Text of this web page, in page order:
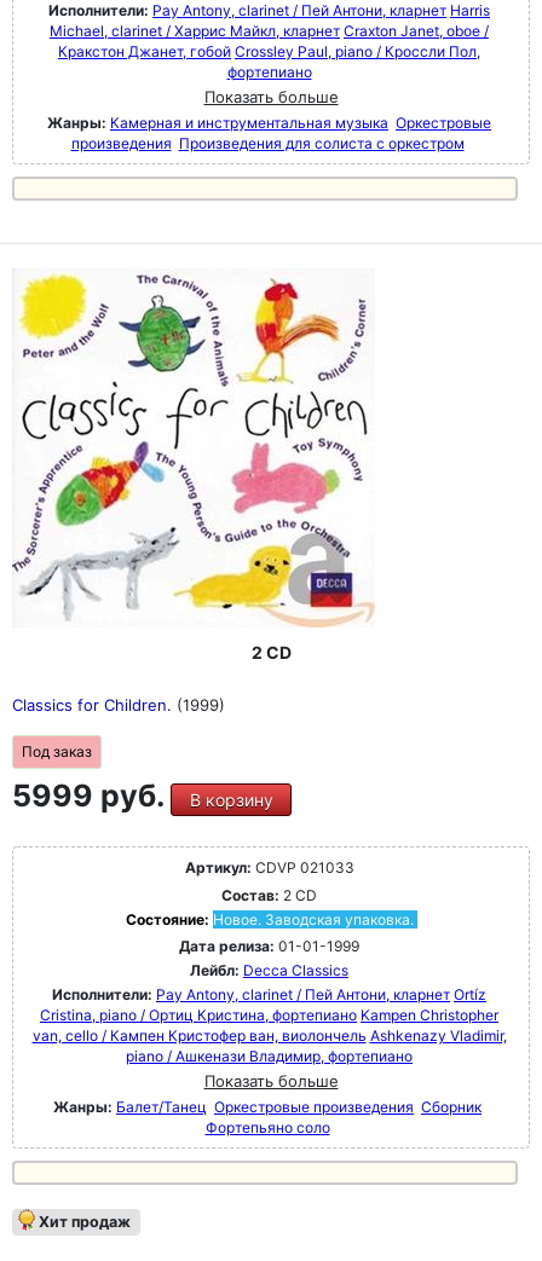
Исполнители: Pay Antony, clarinet / Пей Антони, кларнет Harris
Michael, clarinet / Харрис Майкл, кларнет Craxton Janet, oboe /
Кракстон Джанет, гобой Crossley Paul, piano / Кроссли Пол,
фортепиано
Показать больше
Жанры: Камерная и инструментальная музыка Оркестровые
произведения Произведения для солиста с оркестром
2 CD
Classics for Children. (1999)
Под заказ
5999 руб. В корзину
Артикул: CDVP 021033
Состав: 2 CD
Состояние: Новое. Заводская упаковка.
Дата релиза: 01-01-1999
Лейбл: Decca Classics
Исполнители: Pay Antony, clarinet / Пей Антони, кларнет Ortíz
Cristina, piano / Ортиц Кристина, фортепиано Kampen Christopher
van, cello / Кампен Кристофер ван, виолончель Ashkenazy Vladimir,
piano / Ашкенази Владимир, фортепиано
Показать больше
Жанры: Балет/Танец Оркестровые произведения Сборник
Фортепьяно соло
Хит продаж